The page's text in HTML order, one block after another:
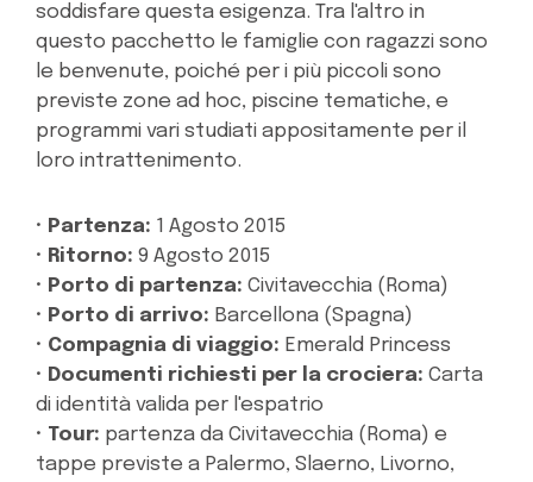
soddisfare questa esigenza. Tra l'altro in
questo pacchetto le famiglie con ragazzi sono
le benvenute, poiché per i più piccoli sono
previste zone ad hoc, piscine tematiche, e
programmi vari studiati appositamente per il
loro intrattenimento.
• Partenza: 1 Agosto 2015
• Ritorno: 9 Agosto 2015
• Porto di partenza: Civitavecchia (Roma)
• Porto di arrivo: Barcellona (Spagna)
• Compagnia di viaggio: Emerald Princess
• Documenti richiesti per la crociera: Carta
di identità valida per l'espatrio
• Tour: partenza da Civitavecchia (Roma) e
tappe previste a Palermo, Slaerno, Livorno,